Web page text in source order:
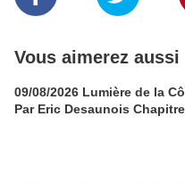
Vous aimerez aussi
09/08/2026 Lumière de la
Par Eric Desaunois